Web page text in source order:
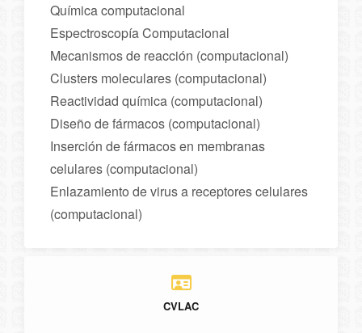
Química computacional
Espectroscopía Computacional
Mecanismos de reacción (computacional)
Clusters moleculares (computacional)
Reactividad química (computacional)
Diseño de fármacos (computacional)
Inserción de fármacos en membranas
celulares (computacional)
Enlazamiento de virus a receptores celulares
(computacional)
CVLAC